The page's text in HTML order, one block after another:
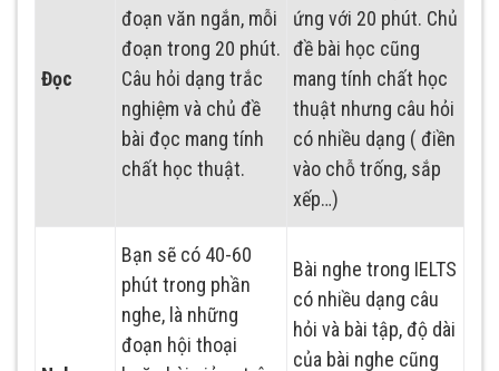
Đọc
đoạn văn ngắn, mỗi
đoạn trong 20 phút.
Câu hỏi dạng trắc
nghiệm và chủ đề
bài đọc mang tính
chất học thuật.
ứng với 20 phút. Chủ
đề bài học cũng
mang tính chất học
thuật nhưng câu hỏi
có nhiều dạng ( điền
vào chỗ trống, sắp
xếp…)
Bạn sẽ có 40-60
phút trong phần
nghe, là những
đoạn hội thoại
Bài nghe trong IELTS
có nhiều dạng câu
hỏi và bài tập, độ dài
của bài nghe cũng